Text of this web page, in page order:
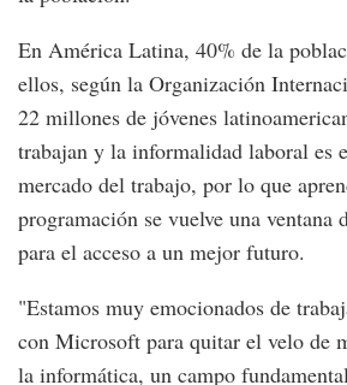
En América Latina, 40% de la
ellos, según la Organización
22 millones de jóvenes
trabajan y la informalidad laboral es
mercado del trabajo, por lo que
programación se vuelve una ventana
para el acceso a un mejor futuro.
"Estamos muy emocionados de
con Microsoft para quitar el velo de
la informática, un campo